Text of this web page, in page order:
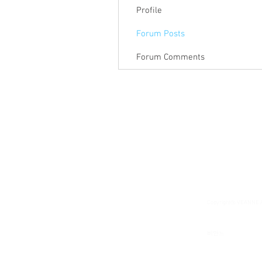
Profile
Forum Posts
Forum Comments